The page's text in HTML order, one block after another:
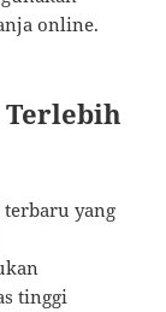
online.
terbaru yang
tinggi